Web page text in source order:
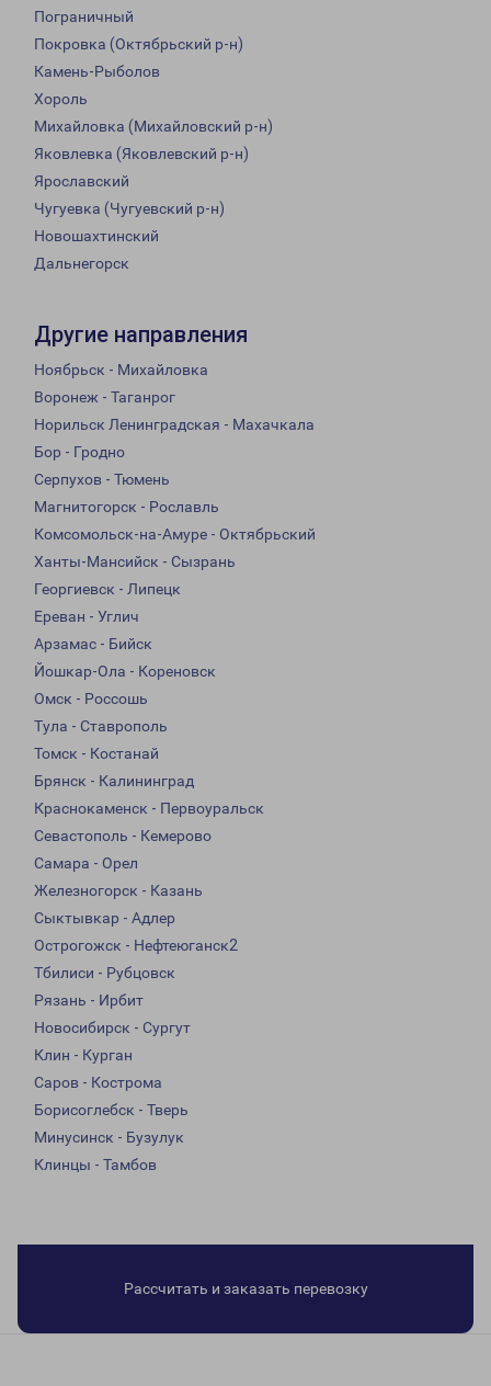
Пограничный
Покровка (Октябрьский р-н)
Камень-Рыболов
Хороль
Михайловка (Михайловский р-н)
Яковлевка (Яковлевский р-н)
Ярославский
Чугуевка (Чугуевский р-н)
Новошахтинский
Дальнегорск
Другие направления
Ноябрьск - Михайловка
Воронеж - Таганрог
Норильск Ленинградская - Махачкала
Бор - Гродно
Серпухов - Тюмень
Магнитогорск - Рославль
Комсомольск-на-Амуре - Октябрьский
Ханты-Мансийск - Сызрань
Георгиевск - Липецк
Ереван - Углич
Арзамас - Бийск
Йошкар-Ола - Кореновск
Омск - Россошь
Тула - Ставрополь
Томск - Костанай
Брянск - Калининград
Краснокаменск - Первоуральск
Севастополь - Кемерово
Самара - Орел
Железногорск - Казань
Сыктывкар - Адлер
Острогожск - Нефтеюганск2
Тбилиси - Рубцовск
Рязань - Ирбит
Новосибирск - Сургут
Клин - Курган
Саров - Кострома
Борисоглебск - Тверь
Минусинск - Бузулук
Клинцы - Тамбов
Рассчитать и заказать перевозку